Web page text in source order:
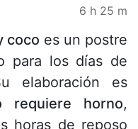
6 h 25 m
coco es un postre
para los días de
elaboración es
requiere horno,
horas de reposo